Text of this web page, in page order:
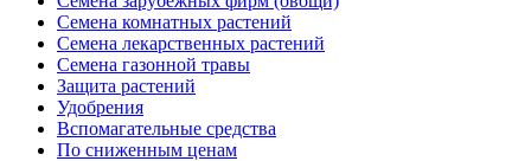
Семена комнатных растений
Семена лекарственных растений
Семена газонной травы
Защита растений
Удобрения
Вспомагательные средства
По сниженным ценам